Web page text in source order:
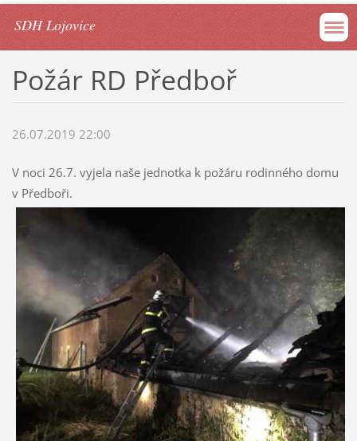
SDH Lojovice
Požár RD Předboř
26.07.2019 22:00
V noci 26.7. vyjela naše jednotka k požáru rodinného domu
v Předboři.